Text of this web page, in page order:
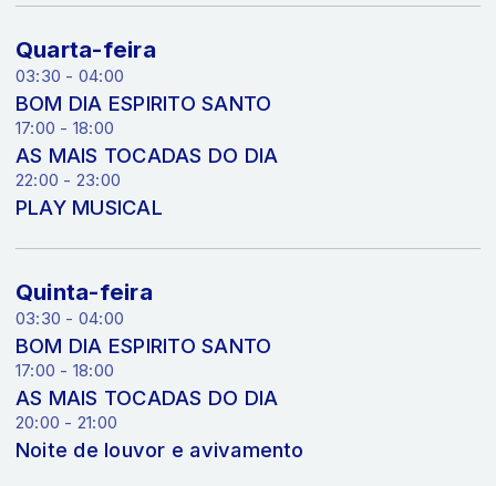
Quarta-feira
03:30 - 04:00
BOM DIA ESPIRITO SANTO
17:00 - 18:00
AS MAIS TOCADAS DO DIA
22:00 - 23:00
PLAY MUSICAL
Quinta-feira
03:30 - 04:00
BOM DIA ESPIRITO SANTO
17:00 - 18:00
AS MAIS TOCADAS DO DIA
20:00 - 21:00
Noite de louvor e avivamento